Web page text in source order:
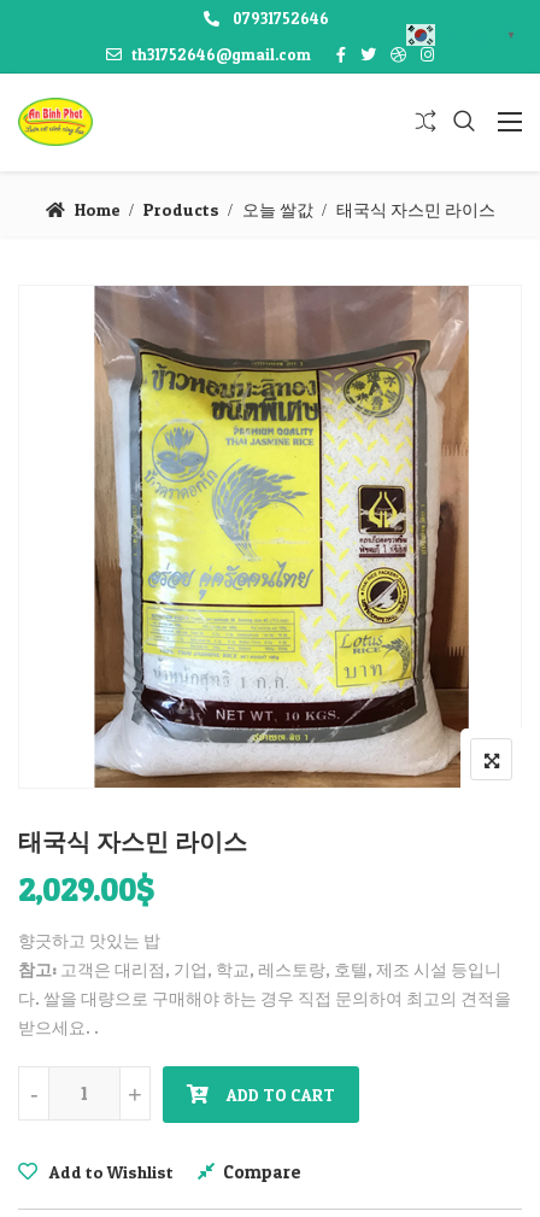
07931752646
th31752646@gmail.com
Home Products 오늘 쌀값 태국식 자스민 라이스
태국식 자스민 라이스
2,029.00$
향긋하고 맛있는 밥
참고: 고객은 대리점, 기업, 학교, 레스토랑, 호텔, 제조 시설 등입니
다. 쌀을 대량으로 구매해야 하는 경우 직접 문의하여 최고의 견적을
받으세요. .
+
- ADD TO CART
Add to Wishlist Compare
▼